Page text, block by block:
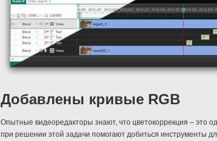
Добавлены кривые RGB
Опытные видеоредакторы знают, что цветокоррекция – это
при решении этой задачи помогают добиться инструменты